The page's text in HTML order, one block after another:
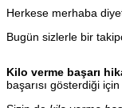
Herkese merhaba
Bugün sizlerle bir
Kilo verme başarı
başarısı gösterdiği